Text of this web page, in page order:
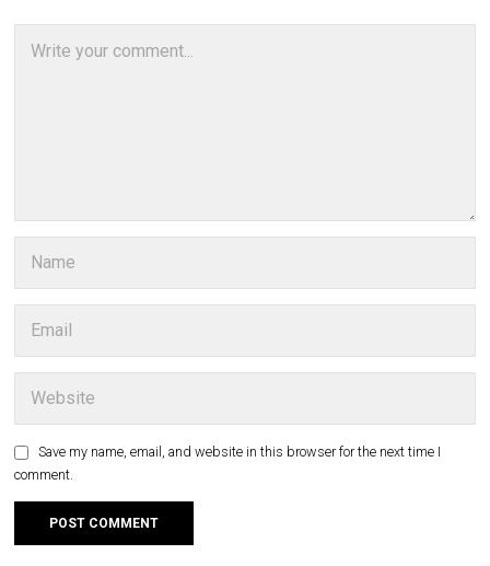
Save my name, email, and website in this browser for the next time I
comment.